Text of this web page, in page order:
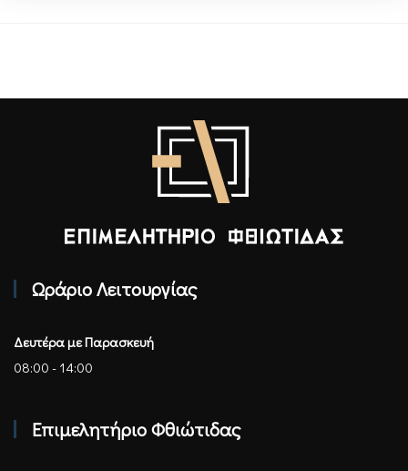
Ωράριο Λειτουργίας
Δευτέρα με Παρασκευή
08:00 - 14:00
Επιμελητήριο Φθιώτιδας